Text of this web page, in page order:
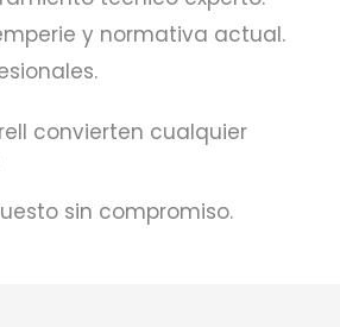
y normativa actual.
convierten cualquier
sin compromiso.